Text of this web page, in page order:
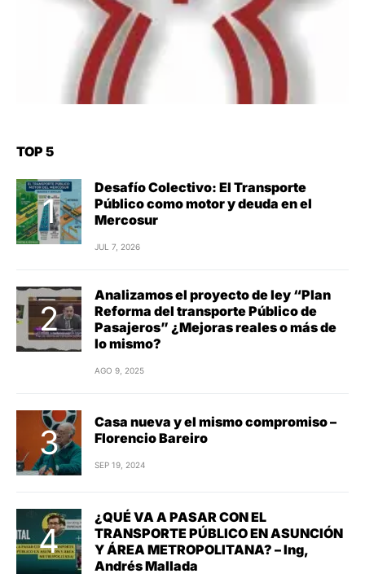
TOP 5
Desafío Colectivo: El Transporte
Público como motor y deuda en el
Mercosur
JUL 7, 2026
Analizamos el proyecto de ley “Plan
Reforma del transporte Público de
Pasajeros” ¿Mejoras reales o más de
lo mismo?
AGO 9, 2025
Casa nueva y el mismo compromiso –
Florencio Bareiro
SEP 19, 2024
¿QUÉ VA A PASAR CON EL
TRANSPORTE PÚBLICO EN ASUNCIÓN
Y ÁREA METROPOLITANA? – Ing,
Andrés Mallada